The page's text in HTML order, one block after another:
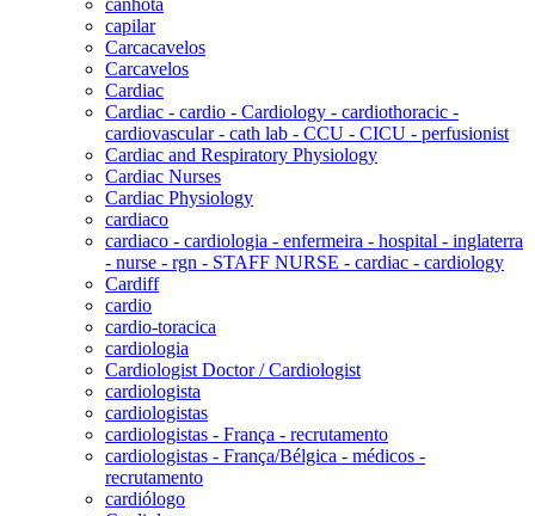
capilar
Carcacavelos
Carcavelos
Cardiac
Cardiac - cardio - Cardiology - cardiothoracic -
cardiovascular - cath lab - CCU - CICU - perfusionist
Cardiac and Respiratory Physiology
Cardiac Nurses
Cardiac Physiology
cardiaco
cardiaco - cardiologia - enfermeira - hospital - inglaterra
- nurse - rgn - STAFF NURSE - cardiac - cardiology
Cardiff
cardio
cardio-toracica
cardiologia
Cardiologist Doctor / Cardiologist
cardiologista
cardiologistas
cardiologistas - França - recrutamento
cardiologistas - França/Bélgica - médicos -
recrutamento
cardiólogo